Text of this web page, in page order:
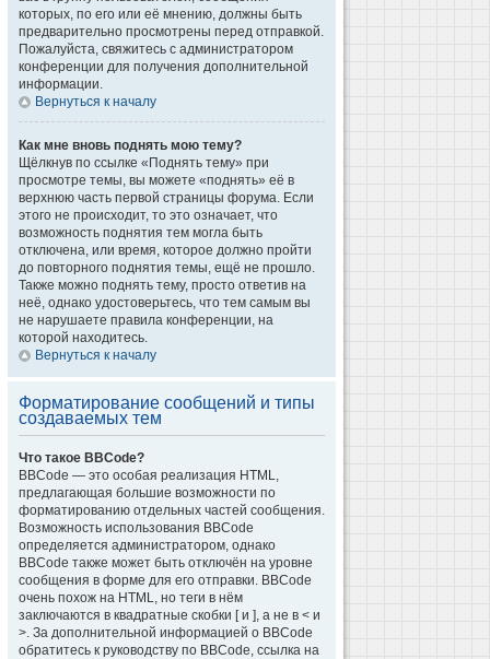
которых, по его или её мнению, должны быть
предварительно просмотрены перед отправкой.
Пожалуйста, свяжитесь с администратором
конференции для получения дополнительной
информации.
Вернуться к началу
Как мне вновь поднять мою тему?
Щёлкнув по ссылке «Поднять тему» при
просмотре темы, вы можете «поднять» её в
верхнюю часть первой страницы форума. Если
этого не происходит, то это означает, что
возможность поднятия тем могла быть
отключена, или время, которое должно пройти
до повторного поднятия темы, ещё не прошло.
Также можно поднять тему, просто ответив на
неё, однако удостоверьтесь, что тем самым вы
не нарушаете правила конференции, на
которой находитесь.
Вернуться к началу
Форматирование сообщений и типы
создаваемых тем
Что такое BBCode?
BBCode — это особая реализация HTML,
предлагающая большие возможности по
форматированию отдельных частей сообщения.
Возможность использования BBCode
определяется администратором, однако
BBCode также может быть отключён на уровне
сообщения в форме для его отправки. BBCode
очень похож на HTML, но теги в нём
заключаются в квадратные скобки [ и ], а не в < и
>. За дополнительной информацией о BBCode
обратитесь к руководству по BBCode, ссылка на